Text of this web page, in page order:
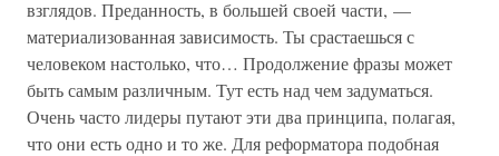
взглядов. Преданность, в большей своей части, —
материализованная зависимость. Ты срастаешься с
человеком настолько, что… Продолжение фразы может
быть самым различным. Тут есть над чем задуматься.
Очень часто лидеры путают эти два принципа, полагая,
что они есть одно и то же. Для реформатора подобная